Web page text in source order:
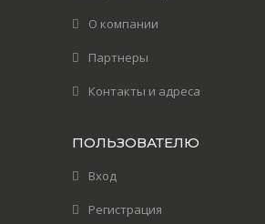
О компании
Партнеры
Контакты и адреса
ПОЛЬЗОВАТЕЛЮ
Вход
Регистрация